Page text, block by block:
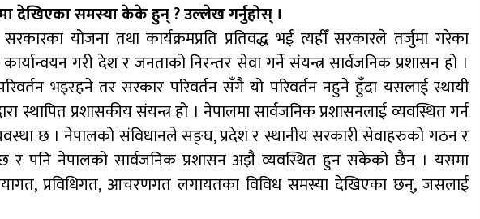
देखिएका समस्या केके हुन् ? उल्लेख गर्नुहोस् ।
सरकारका योजना तथा कार्यक्रमप्रति प्रतिवद्ध भई त्यहीँ सरकारले तर्जुमा गरेका
गरी देश र जनताको निरन्तर सेवा गर्ने संयन्त्र सार्वजनिक प्रशासन हो ।
भइरहने तर सरकार परिवर्तन सँगै यो परिवर्तन नहुने हुँदा यसलाई स्थायी
स्थापित प्रशासकीय संयन्त्र हो । नेपालमा सार्वजनिक प्रशासनलाई व्यवस्थित गर्न
छ । नेपालको संविधानले सङ्घ, प्रदेश र स्थानीय सरकारी सेवाहरुको गठन र
छ र पनि नेपालको सार्वजनिक प्रशासन अझै व्यवस्थित हुन सकेको छैन । यसमा
प्रविधिगत, आचरणगत लगायतका विविध समस्या देखिएका छन्, जसलाई